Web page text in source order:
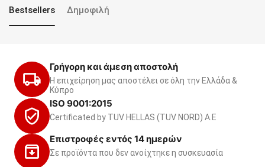
Bestsellers Δημοφιλή
Γρήγορη και άμεση αποστολή
Η επιχείρηση μας αποστέλει σε όλη την Ελλάδα &
Κύπρο
ISO 9001:2015
Certificated by TUV HELLAS (TUV NORD) Α.Ε
Επιστροφές εντός 14 ημερών
Σε προϊόντα που δεν ανοίχτηκε η συσκευασία